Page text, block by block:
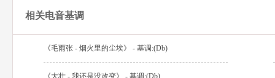
相关电音基调
《毛雨张 - 烟火里的尘埃》 - 基调:(Db)